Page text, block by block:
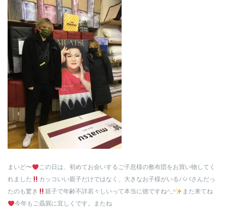
まいど〜
この日は、初めてお会いするご子息様の敷布団をお買い物してく
れました
カッコいい親子だけではなく、大きなお子様がいるパパさんだっ
たのも驚き
親子で年齢不詳若々しいって本当に徳ですね^_^
また来てね
今年もご贔屓に宜しくです。またね